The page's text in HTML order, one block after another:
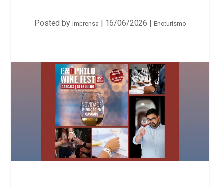
Posted by Imprensa | 16/06/2026 | Enoturismo